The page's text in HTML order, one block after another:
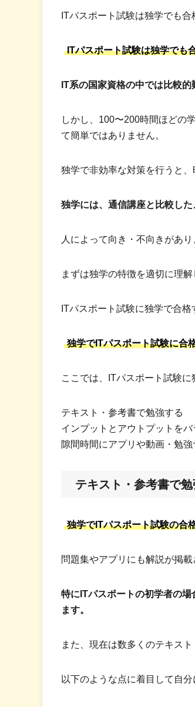
ITパスポート試験は独学でも合
ITパスポート試験は独学でも
IT系の国家資格の中では比較
しかし、100〜200時間ほどの
て簡単ではありません。
独学で非効率な対策を行うと
独学には、通信講座と比較した
人によって向き・不向きがあ
まずは独学の特徴を適切に理
ITパスポート試験に独学で合
独学でITパスポート試験に合
ここでは、ITパスポート試験に
テキスト・参考書で勉強する
インプットとアウトプットを
隙間時間にアプリや動画・勉
テキスト・参考書で
独学でITパスポート試験の合
問題集やアプリにも解説が掲
特にITパスポートの初学者の
ます。
また、現在は数多くのテキス
以下のような点に着目して自